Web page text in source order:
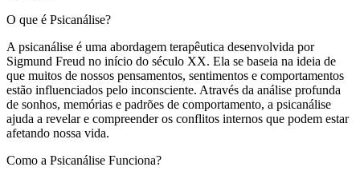
O que é Psicanálise?
A psicanálise é uma abordagem terapêutica desenvolvida por
Sigmund Freud no início do século XX. Ela se baseia na ideia de
que muitos de nossos pensamentos, sentimentos e comportamentos
estão influenciados pelo inconsciente. Através da análise profunda
de sonhos, memórias e padrões de comportamento, a psicanálise
ajuda a revelar e compreender os conflitos internos que podem estar
afetando nossa vida.
Como a Psicanálise Funciona?